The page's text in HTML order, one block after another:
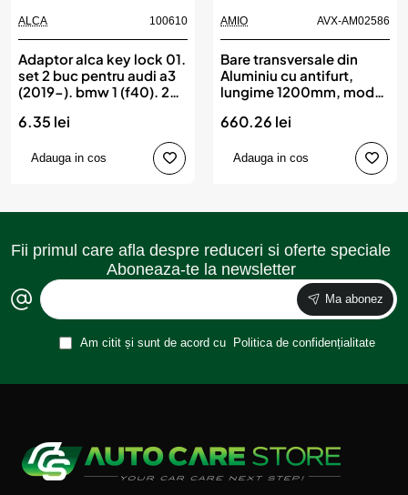
ALCA 100610
Adaptor alca key lock 01.
set 2 buc pentru audi a3
(2019-). bmw 1 (f40). 2
c-klasse. eqe. eqs
6.35 lei
Adauga in cos
AMIO AVX-AM02586
Bare transversale din
Aluminiu cu antifurt,
lungime 1200mm, model
660.26 lei
Adauga in cos
Fii primul care afla despre reduceri si oferte speciale
Aboneaza-te la newsletter
Ma abonez
Am citit și sunt de acord cu Politica de confidențialitate